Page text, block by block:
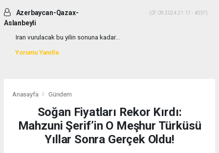
Azerbaycan-Qazax-
Aslanbeyli
(07.09.2024 21:17 - #257)
Iran vurulacak bu yilin sonuna kadar...
Yorumu Yanıtla
Anasayfa Gündem
Soğan Fiyatları Rekor Kırdı:
Mahzuni Şerif’in O Meşhur Türküsü
Yıllar Sonra Gerçek Oldu!